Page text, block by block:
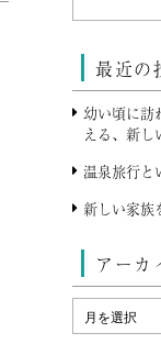
最近の
幼い頃に訪
える、新し
温泉旅行と
新しい家族
アーカ